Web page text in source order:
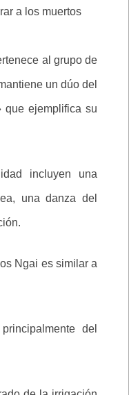
a los muertos
al grupo de
un dúo del
que ejemplifica su
incluyen una
una danza del
Ngai es similar a
del